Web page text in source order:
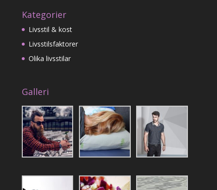
Kategorier
Livsstil & kost
Livsstilsfaktorer
Olika livsstilar
Galleri